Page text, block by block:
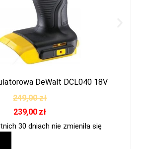
DeWalt DCL040 18V
249,00zł
239,00 zł
30 dniach nie zmieniła się